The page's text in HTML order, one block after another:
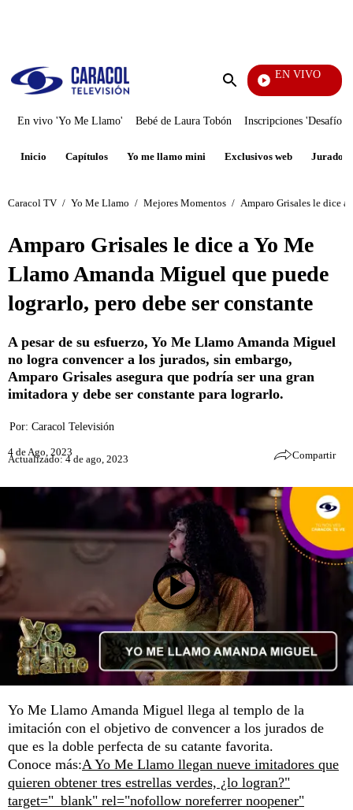
Enviar
EN VIVO
En vivo 'Yo Me Llamo' Bebé de Laura Tobón Inscripciones 'Desafío'
Inicio Capítulos Yo me llamo mini Exclusivos web Jurados
Caracol TV / Yo Me Llamo / Mejores Momentos / Amparo Grisales le dice
Amparo Grisales le dice a Yo Me
Llamo Amanda Miguel que puede
lograrlo, pero debe ser constante
A pesar de su esfuerzo, Yo Me Llamo Amanda Miguel
no logra convencer a los jurados, sin embargo,
Amparo Grisales asegura que podría ser una gran
imitadora y debe ser constante para lograrlo.
Por: Caracol Televisión
4 de Ago, 2023
Actualizado: 4 de ago, 2023 Compartir
Yo Me Llamo Amanda Miguel llega al templo de la
imitación con el objetivo de convencer a los jurados de
que es la doble perfecta de su catante favorita.
Conoce más:A Yo Me Llamo llegan nueve imitadores que
quieren obtener tres estrellas verdes, ¿lo logran?"
target="_blank" rel="nofollow noreferrer noopener"